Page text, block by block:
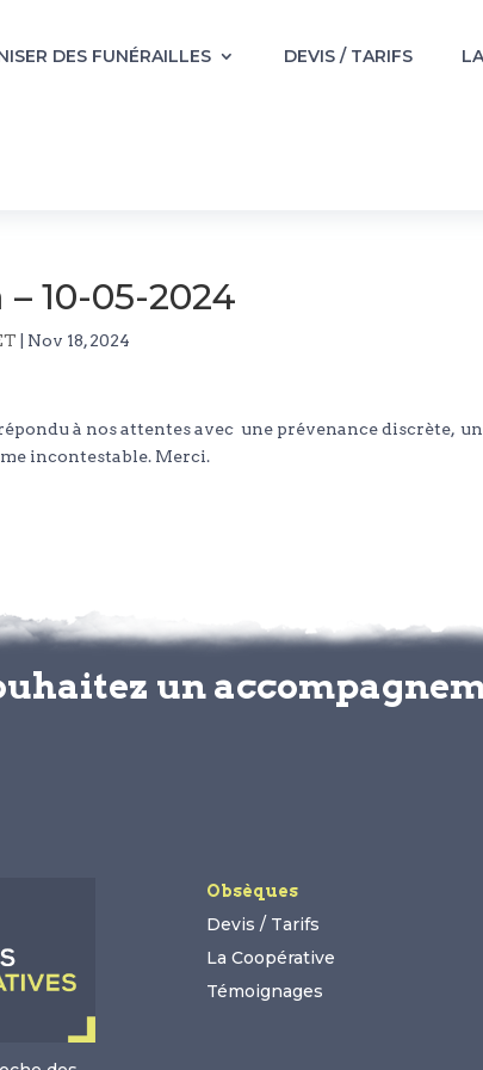
DES FUNÉRAILLES DEVIS / TARIFS
10-05-2024
Nov 18, 2024
à nos attentes avec une prévenance discrète,
incontestable. Merci.
un
Obsèques
Devis / Tarifs
La Coopérative
Témoignages